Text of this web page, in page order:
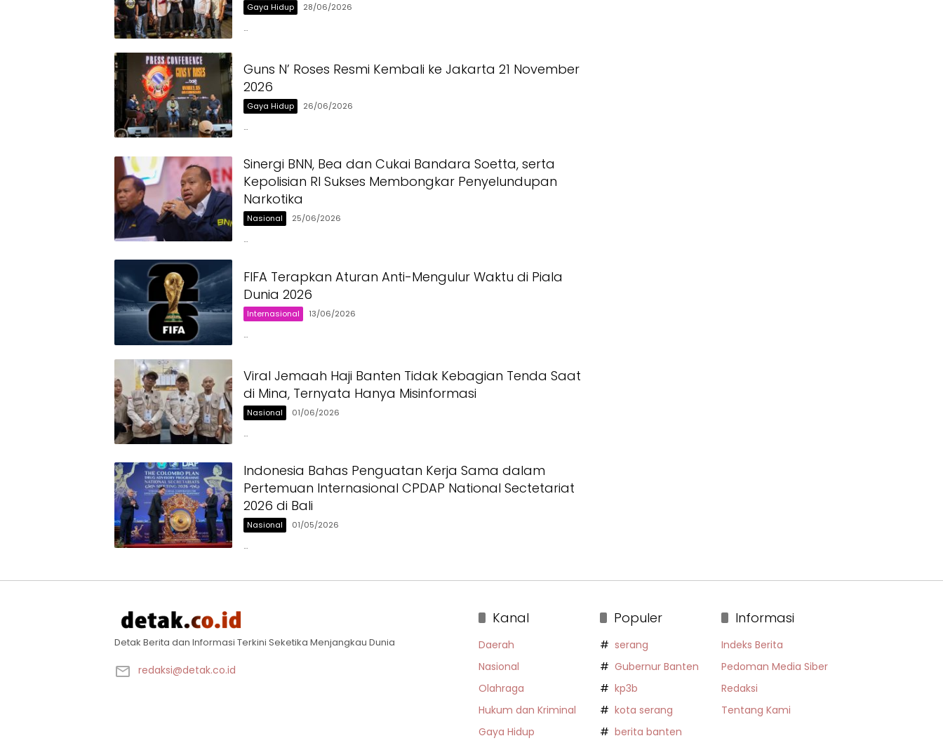
Gaya Hidup 28/06/2026
…
Guns N’ Roses Resmi Kembali ke Jakarta 21 November
2026
Gaya Hidup 26/06/2026
…
Sinergi BNN, Bea dan Cukai Bandara Soetta, serta
Kepolisian RI Sukses Membongkar Penyelundupan
Narkotika
Nasional 25/06/2026
…
FIFA Terapkan Aturan Anti-Mengulur Waktu di Piala
Dunia 2026
Internasional 13/06/2026
…
Viral Jemaah Haji Banten Tidak Kebagian Tenda Saat
di Mina, Ternyata Hanya Misinformasi
Nasional 01/06/2026
…
Indonesia Bahas Penguatan Kerja Sama dalam
Pertemuan Internasional CPDAP National Sectetariat
2026 di Bali
Nasional 01/05/2026
…
Detak Berita dan Informasi Terkini Seketika Menjangkau Dunia
redaksi@detak.co.id
Kanal
Daerah
Nasional
Olahraga
Hukum dan Kriminal
Gaya Hidup
Populer
serang
Gubernur Banten
kp3b
kota serang
berita banten
Informasi
Indeks Berita
Pedoman Media Siber
Redaksi
Tentang Kami